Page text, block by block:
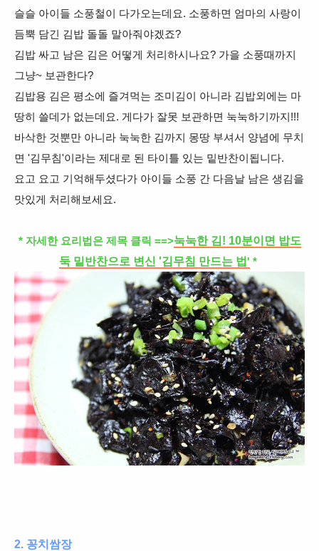
슬슬 아이들 소풍철이 다가오는데요. 소풍하면 엄마의 사랑이
듬뿍 담긴 김밥 돌돌 말아줘야겠죠?
김밥 싸고 남은 김은 어떻게 처리하시나요? 가을 소풍때까지
그냥~ 보관한다?
김밥용 김은 평소에 즐겨먹는 조미김이 아니라 김밥외에는 마
땅히 쓸데가 없는데요. 게다가 잘못 보관하면 눅눅하기까지!!!
바삭한 것뿐만 아니라 눅눅한 김까지 몽땅 부셔서 양념에 무치
면 '김무침'이라는 제대로 된 타이틀 있는 밑반찬이됩니다.
요고 요고 기억해두셨다가 아이들 소풍 간 다음날 남은 생김을
맛있게 처리해보세요.
* 자세한 요리법은 제목 클릭 ==>눅눅한 김! 10분이면 밥도
둑 밑반찬으로 변신 '김무침 만드는 법' *
2. 꽁치쌈장